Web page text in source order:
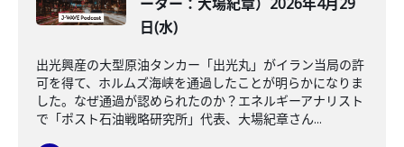
日(水)
出光興産の大型原油タンカー「出光丸」がイラン当局の許
可を得て、ホルムズ海峡を通過したことが明らかになりま
した。なぜ通過が認められたのか？エネルギーアナリスト
で「ポスト石油戦略研究所」代表、大場紀章さん...